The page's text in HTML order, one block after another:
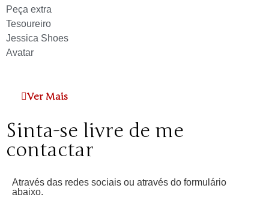
Peça extra
Tesoureiro
Jessica Shoes
Avatar
Ver Mais
Sinta-se livre de me
contactar
Através das redes sociais ou através do formulário
abaixo.